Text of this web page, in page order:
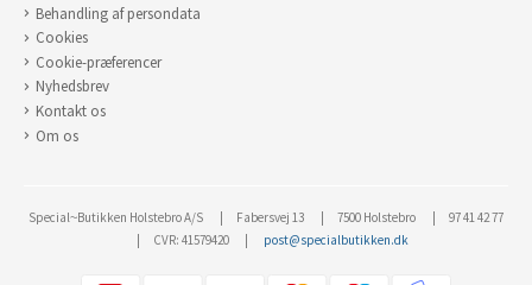
Behandling af persondata
Cookies
Cookie-præferencer
Nyhedsbrev
Kontakt os
Om os
Special~Butikken Holstebro A/S Fabersvej 13 7500 Holstebro
97 41 42 77
CVR: 41579420
post@specialbutikken.dk